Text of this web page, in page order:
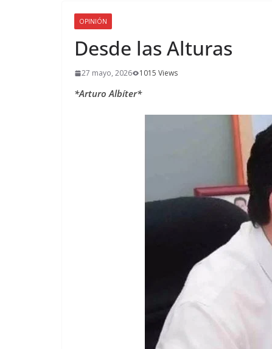
OPINIÓN
Desde las Alturas
27 mayo, 2026 1015 Views
*Arturo Albíter*